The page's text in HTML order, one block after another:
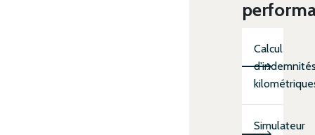
Calcul
Simulateur